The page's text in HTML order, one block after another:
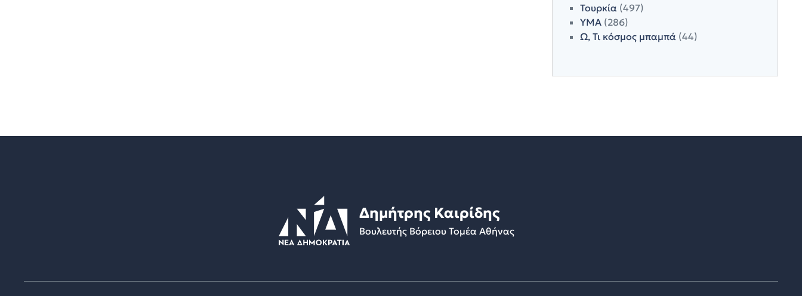
Τουρκία(497)
ΥΜΑ(286)
Ω, Τι κόσμος μπαμπά(44)
Δημήτρης Καιρίδης
Βουλευτής Βόρειου Τομέα Αθήνας